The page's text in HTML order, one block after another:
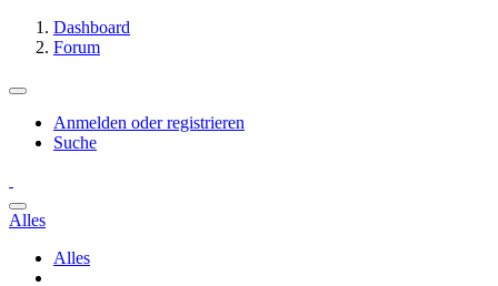
Dashboard
Forum
Anmelden oder registrieren
Suche
Alles
Alles